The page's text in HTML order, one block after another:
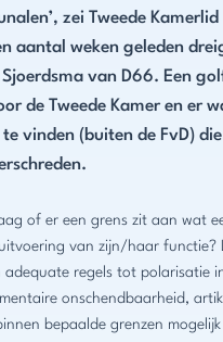
zei Tweede
aantal weken geleden
van D66. Een
de Tweede Kamer en er
vinden (buiten de FvD)
of er een grens zit aan wat
van zijn/haar functie?
regels tot polarisatie
onschendbaarheid,
bepaalde grenzen